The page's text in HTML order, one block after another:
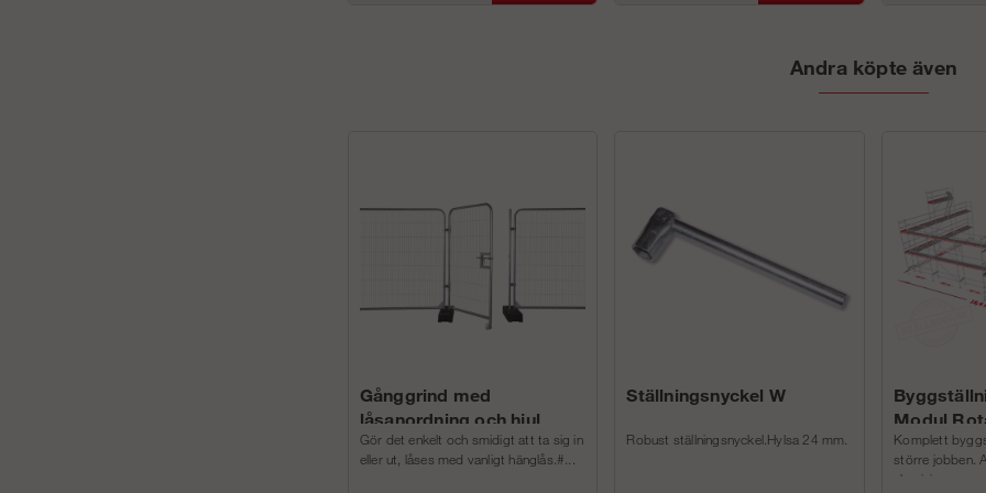
Andra köpte även
Gånggrind med
låsanordning och hjul
Gör det enkelt och smidigt att ta sig in
eller ut, låses med vanligt hänglås.#...
Ställningsnyckel W
Robust ställningsnyckel.Hylsa 24 mm.
Modul
Komplett
större jobben.
aluminium p...